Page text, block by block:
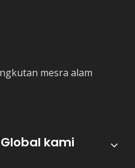
mesra alam
kami